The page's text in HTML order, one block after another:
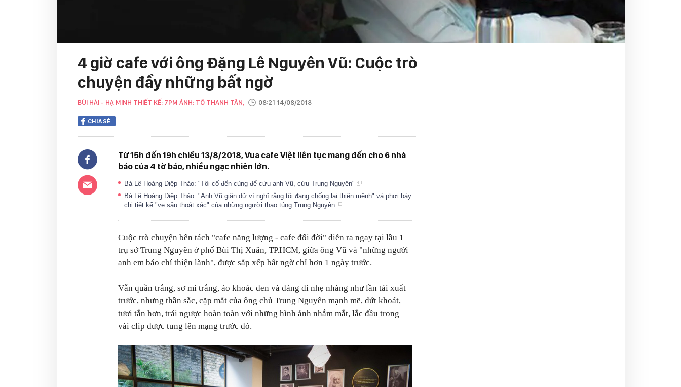
4 giờ cafe với ông Đặng Lê Nguyên Vũ: Cuộc trò
chuyện đầy những bất ngờ
BÙI HẢI - HẠ MINH THIẾT KẾ: 7PM ẢNH: TÔ THANH TÂN, 08:21 14/08/2018
CHIA SẺ
Từ 15h đến 19h chiều 13/8/2018, Vua cafe Việt liên tục mang đến cho 6 nhà
báo của 4 tờ báo, nhiều ngạc nhiên lớn.
Bà Lê Hoàng Diệp Thảo: "Tôi cố đến cùng để cứu anh Vũ, cứu Trung Nguyên"
Bà Lê Hoàng Diệp Thảo: "Anh Vũ giận dữ vì nghĩ rằng tôi đang chống lại thiên mệnh" và phơi bày
chi tiết kế "ve sầu thoát xác" của những người thao túng Trung Nguyên
Cuộc trò chuyện bên tách "cafe năng lượng - cafe đổi đời" diễn ra ngay tại lầu 1
trụ sở Trung Nguyên ở phố Bùi Thị Xuân, TP.HCM, giữa ông Vũ và "những người
anh em báo chí thiện lành", được sắp xếp bất ngờ chỉ hơn 1 ngày trước.
Vẫn quần trắng, sơ mi trắng, áo khoác đen và dáng đi nhẹ nhàng như lần tái xuất
trước, nhưng thần sắc, cặp mắt của ông chủ Trung Nguyên mạnh mẽ, dứt khoát,
tươi tắn hơn, trái ngược hoàn toàn với những hình ảnh nhắm mắt, lắc đầu trong
vài clip được tung lên mạng trước đó.